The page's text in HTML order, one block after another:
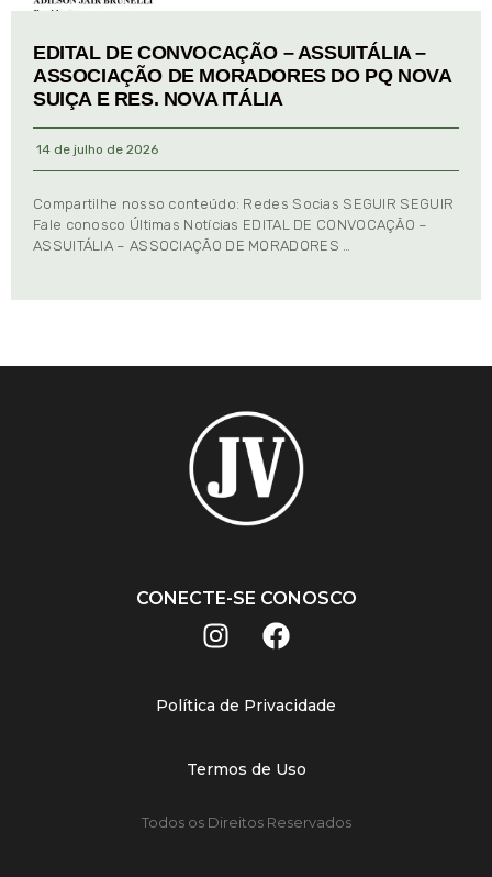
EDITAL DE CONVOCAÇÃO – ASSUITÁLIA –
ASSOCIAÇÃO DE MORADORES DO PQ NOVA
SUIÇA E RES. NOVA ITÁLIA
14 de julho de 2026
Compartilhe nosso conteúdo: Redes Socias SEGUIR SEGUIR
Fale conosco Últimas Notícias EDITAL DE CONVOCAÇÃO –
ASSUITÁLIA – ASSOCIAÇÃO DE MORADORES …
CONECTE-SE CONOSCO
Política de Privacidade
Termos de Uso
Todos os Direitos Reservados